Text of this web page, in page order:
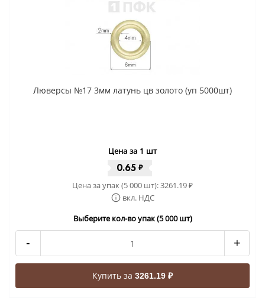
Люверсы №17 3мм латунь цв золото (уп 5000шт)
Цена за 1 шт
0.65 ₽
Цена за упак (5 000 шт):3261.19₽
вкл. НДС
Выберите кол-во упак (5 000 шт)
- +
Купить за 3261.19 ₽